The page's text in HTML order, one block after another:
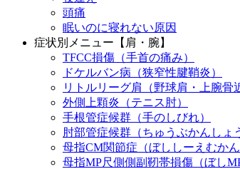
頭痛
眠いのに寝れない原因
症状別メニュー【肩・腕】
TFCC損傷（手首の痛み）
ドケルバン病（狭窄性腱鞘炎）
リトルリーグ肩（野球肩・上腕骨
外側上顆炎（テニス肘）
手根管症候群（手のしびれ）
肘部管症候群（ちゅうぶかんしょ
母指CM関節症（ぼししーえむかん
母指MP尺側側副靭帯損傷（ぼし